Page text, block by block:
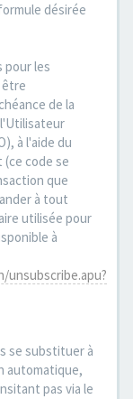
désirée
pour les
être
de la
à l'aide du
(ce code se
que
à tout
utilisée pour
à
se substituer à
automatique,
pas via le